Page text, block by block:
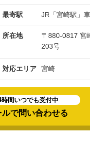
最寄駅 JR「宮崎駅」
所在地
〒880-0817 宮
203号
対応エリア 宮崎
時間いつでも受付中
ルで問い合わせる